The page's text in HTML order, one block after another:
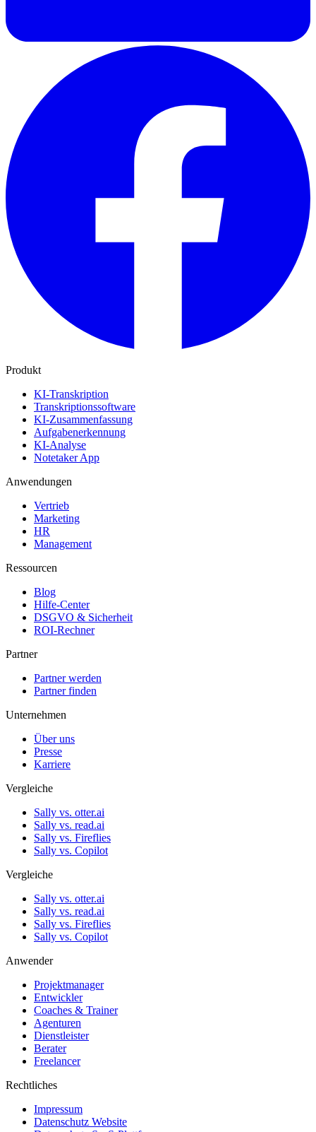
Produkt
KI-Transkription
Transkriptionssoftware
KI-Zusammenfassung
Aufgabenerkennung
KI-Analyse
Notetaker App
Anwendungen
Vertrieb
Marketing
HR
Management
Ressourcen
Blog
Hilfe-Center
DSGVO & Sicherheit
ROI-Rechner
Partner
Partner werden
Partner finden
Unternehmen
Über uns
Presse
Karriere
Vergleiche
Sally vs. otter.ai
Sally vs. read.ai
Sally vs. Fireflies
Sally vs. Copilot
Vergleiche
Sally vs. otter.ai
Sally vs. read.ai
Sally vs. Fireflies
Sally vs. Copilot
Anwender
Projektmanager
Entwickler
Coaches & Trainer
Agenturen
Dienstleister
Berater
Freelancer
Rechtliches
Impressum
Datenschutz Website